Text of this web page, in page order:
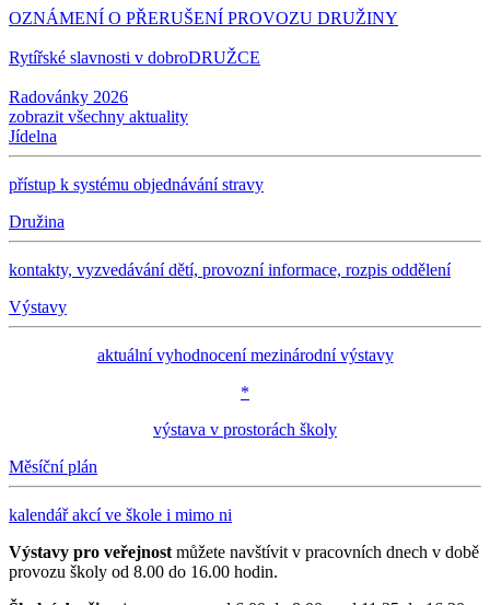
OZNÁMENÍ O PŘERUŠENÍ PROVOZU DRUŽINY
Rytířské slavnosti v dobroDRUŽCE
Radovánky 2026
zobrazit všechny aktuality
Jídelna
přístup k systému objednávání stravy
Družina
kontakty, vyzvedávání dětí, provozní informace, rozpis oddělení
Výstavy
aktuální vyhodnocení mezinárodní výstavy
*
výstava v prostorách školy
Měsíční plán
kalendář akcí ve škole i mimo ni
Výstavy pro veřejnost můžete navštívit v pracovních dnech v době
provozu školy od 8.00 do 16.00 hodin.